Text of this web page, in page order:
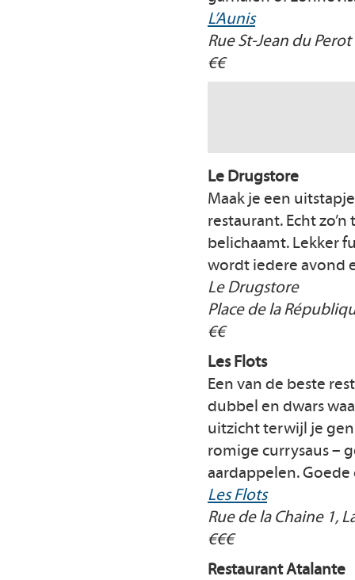
L’Aunis
Rue St-Jean du
€€
Le Drugstore
Maak je een
restaurant. Echt
belichaamt. Lekker
wordt iedere avond
Le Drugstore
Place de la
€€
Les Flots
Een van de beste
dubbel en dwars
uitzicht terwijl je
romige currysaus –
aardappelen.
Les Flots
Rue de la Chaine 1,
€€€
Restaurant Atalante